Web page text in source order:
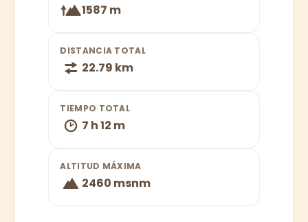
1587 m
DISTANCIA TOTAL
22.79 km
TIEMPO TOTAL
7 h 12 m
ALTITUD MÁXIMA
2460 msnm